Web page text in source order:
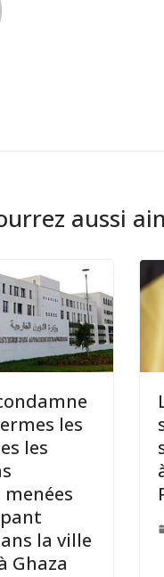
aussi
les
les
la ville
Ghaza